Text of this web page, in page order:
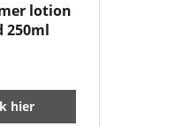
lotion
250ml
hier